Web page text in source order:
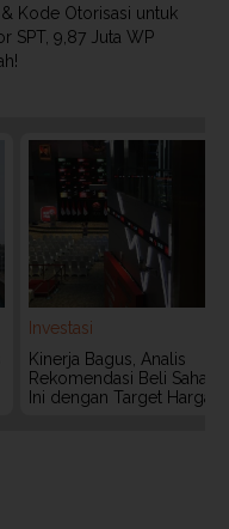
& Kode Otorisasi untuk
SPT, 9,87 Juta WP
Investasi
Kinerja Bagus, Analis
Rekomendasi Beli Saham
Ini dengan Target Harga